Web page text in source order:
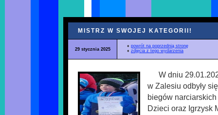
MISTRZ W SWOJEJ KATEGORII!
29 stycznia 2025
♦ powrót na poprzednią stronę
♦ zdjęcia z tego wydarzenia
W dniu
w Zalesiu odbyły
biegów
Dzieci oraz Igrzysk